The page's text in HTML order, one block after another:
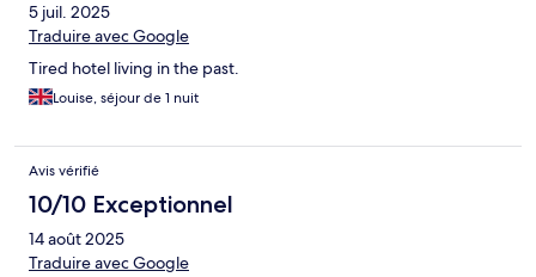
5 juil. 2025
Traduire avec Google
Tired hotel living in the past.
Louise, séjour de 1 nuit
Avis vérifié
10/10 Exceptionnel
14 août 2025
Traduire avec Google